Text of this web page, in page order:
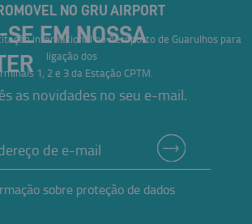
NO GRU AIRPORT
internacional no Aeroporto de Guarulhos para
ligação dos
1, 2 e 3 da Estação CPTM.
EM NOSSA
as novidades no seu e-mail.
sobre proteção de dados